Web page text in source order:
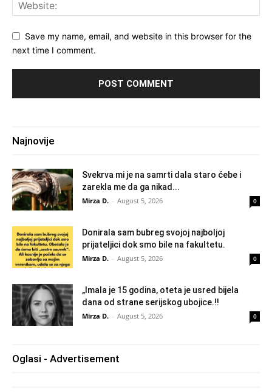
Save my name, email, and website in this browser for the
next time I comment.
Najnovije
Svekrva mi je na samrti dala staro ćebe i
zarekla me da ga nikad...
Mirza D. - August 5, 2026 0
Donirala sam bubreg svojoj najboljoj
prijateljici dok smo bile na fakultetu.
Mirza D. - August 5, 2026 0
„Imala je 15 godina, oteta je usred bijela
dana od strane serijskog ubojice.!!
Mirza D. - August 5, 2026 0
Oglasi - Advertisement